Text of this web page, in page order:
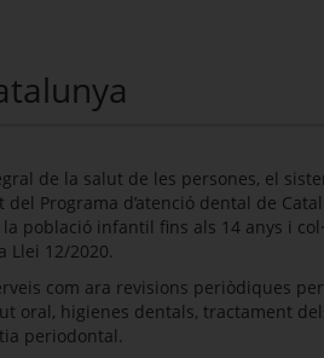
de la salut de les persones, el
Programa d’atenció dental de
població infantil fins als 14 anys i
Llei 12/2020.
com ara revisions periòdiques per
oral, higienes dentals, tractament
periodontal.